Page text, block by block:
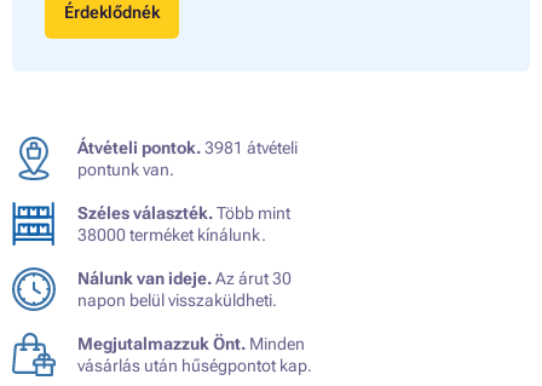
Érdeklődnék
Átvételi pontok.3981 átvételi
pontunk van.
Széles választék.Több mint
38000 terméket kínálunk.
Nálunk van ideje.Az árut 30
napon belül visszaküldheti.
Megjutalmazzuk Önt. Minden
vásárlás után hűségpontot kap.